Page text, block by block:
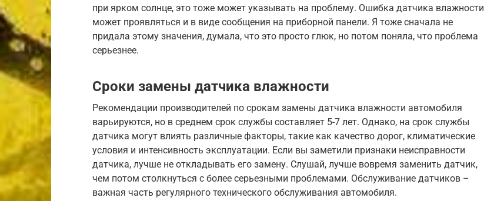
при ярком солнце, это тоже может указывать на проблему. Ошибка датчика влажности
может проявляться и в виде сообщения на приборной панели. Я тоже сначала не
придала этому значения, думала, что это просто глюк, но потом поняла, что проблема
серьезнее.
Сроки замены датчика влажности
Рекомендации производителей по срокам замены датчика влажности автомобиля
варьируются, но в среднем срок службы составляет 5-7 лет. Однако, на срок службы
датчика могут влиять различные факторы, такие как качество дорог, климатические
условия и интенсивность эксплуатации. Если вы заметили признаки неисправности
датчика, лучше не откладывать его замену. Слушай, лучше вовремя заменить датчик,
чем потом столкнуться с более серьезными проблемами. Обслуживание датчиков –
важная часть регулярного технического обслуживания автомобиля.